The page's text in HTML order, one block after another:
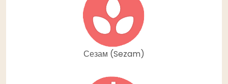
Сезам (Sezam)